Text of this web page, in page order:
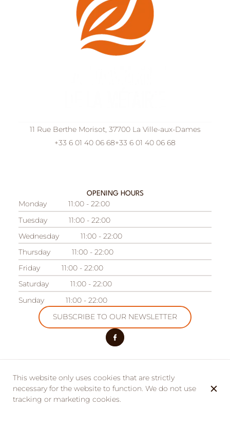
11 Rue Berthe Morisot, 37700 La Ville-aux-Dames
+33 6 01 40 06 68+33 6 01 40 06 68
OPENING HOURS
Monday
11:00 - 22:00
Tuesday
11:00 - 22:00
Wednesday
11:00 - 22:00
Thursday
11:00 - 22:00
Friday
11:00 - 22:00
Saturday
11:00 - 22:00
Sunday
11:00 - 22:00
SUBSCRIBE TO OUR NEWSLETTER
OUR OTHER ESTABLISHMENTS
Camping des Acacias
Domaine des Acacias
This website only uses cookies that are strictly
necessary for the website to function. We do not use
tracking or marketing cookies.